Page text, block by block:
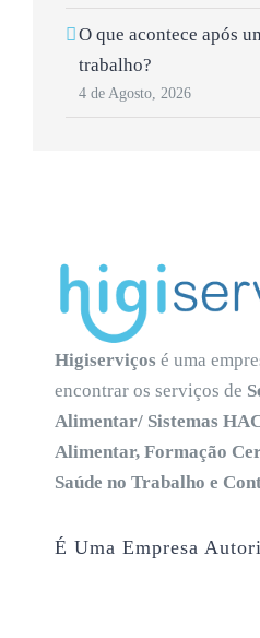
O que acontece após
trabalho?
4 de Agosto, 2026
Higiserviços é uma
encontrar os serviços de
Alimentar/ Sistemas
Alimentar, Formação
Saúde no Trabalho e
É Uma Empresa